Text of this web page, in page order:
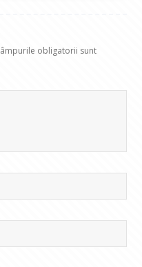
obligatorii sunt